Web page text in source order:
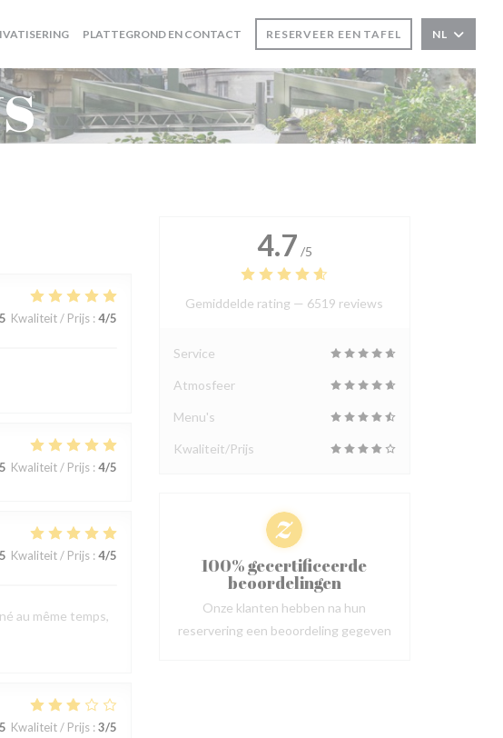
PLATTEGROND EN CONTACT RESERVEER EEN TAFEL NL
Kwaliteit / Prijs: 4/5
Kwaliteit / Prijs: 4/5
Kwaliteit / Prijs: 4/5
au même temps,
Kwaliteit / Prijs: 3/5
4.7 /5
Gemiddelde rating — 6519 reviews
Service
Atmosfeer
Menu's
Kwaliteit/Prijs
100% gecertificeerde
beoordelingen
Onze klanten hebben na hun
reservering een beoordeling gegeven